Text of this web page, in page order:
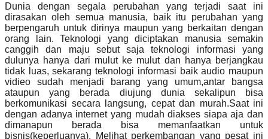
Dunia dengan segala perubahan yang terjadi saat ini
dirasakan oleh semua manusia, baik itu perubahan yang
berpengaruh untuk dirinya maupun yang berkaitan dengan
orang lain. Teknologi yang diciptakan manusia semakin
canggih dan maju sebut saja teknologi informasi yang
dulunya hanya dari mulut ke mulut dan hanya berjangkau
tidak luas, sekarang teknologi informasi baik audio maupun
vidieo sudah menjadi barang yang umum,antar bangsa
ataupun yang berada diujung dunia sekalipun bisa
berkomunikasi secara langsung, cepat dan murah.Saat ini
dengan adanya internet yang mudah diakses siapa aja dan
dimanapun berada bisa memanfaatkan untuk
bisnis(keperluanya). Melihat perkembangan yang pesat ini